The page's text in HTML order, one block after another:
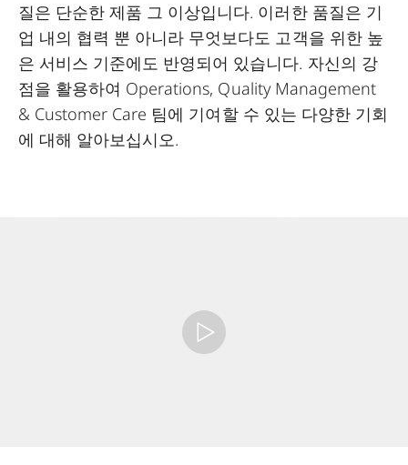
질은 단순한 제품 그 이상입니다. 이러한 품질은 기
업 내의 협력 뿐 아니라 무엇보다도 고객을 위한 높
은 서비스 기준에도 반영되어 있습니다. 자신의 강
점을 활용하여 Operations, Quality Management
& Customer Care 팀에 기여할 수 있는 다양한 기회
에 대해 알아보십시오.